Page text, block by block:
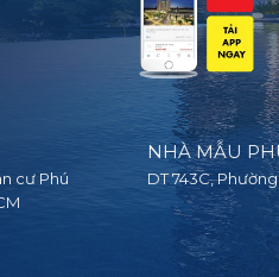
cư Phú
NHÀ MẪU
DT 743C,